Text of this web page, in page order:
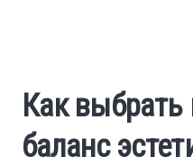
Construction
Как
баланс